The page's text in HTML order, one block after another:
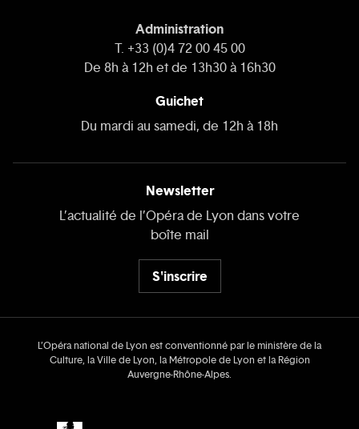
Administration
T. +33 (0)4 72 00 45 00
De 8h à 12h et de 13h30 à 16h30
Guichet
Du mardi au samedi, de 12h à 18h
Newsletter
L’actualité de l’Opéra de Lyon dans votre
boîte mail
S'inscrire
L’Opéra national de Lyon est conventionné par le ministère de la
Culture, la Ville de Lyon, la Métropole de Lyon et la Région
Auvergne‑Rhône‑Alpes.